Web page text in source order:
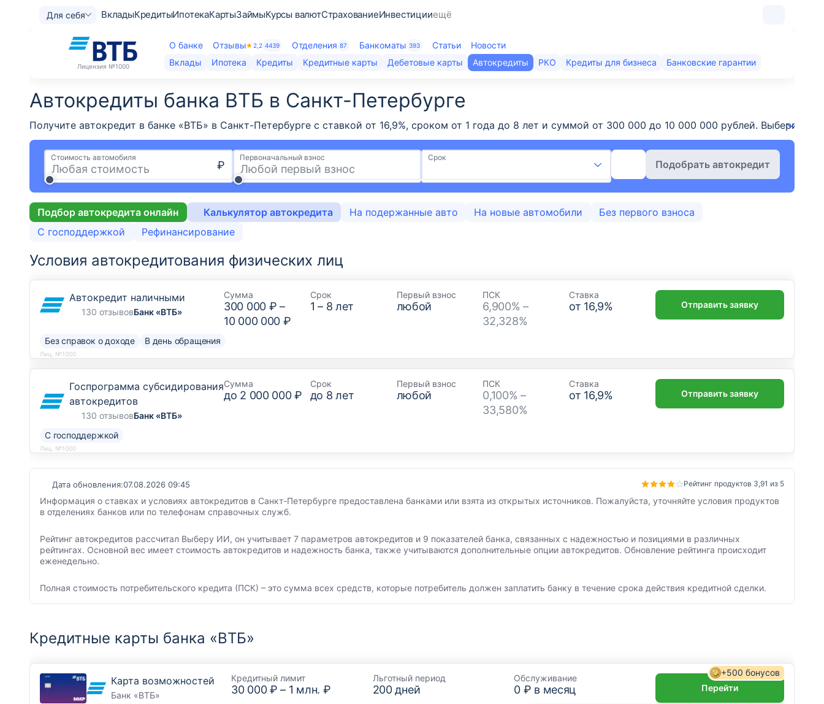
Для себя ВкладыКредитыИпотекаКартыЗаймыКурсы валютСтрахованиеИнвестицииещё
Лицензия №1000
О банке Отзывы 2,2 4439 Отделения 87 Банкоматы 393 Статьи
Новости
Вклады
Ипотека Кредиты Кредитные карты Дебетовые карты Автокредиты РКО Кредиты для бизнеса Банковские гарантии
Автокредиты банка ВТБ в Санкт-Петербурге
Получите автокредит в банке «ВТБ» в Санкт-Петербурге с ставкой от 16,9%, сроком от 1 года до 8 лет и суммой от 300 000 до 10 000 000 рублей.
Стоимость автомобиля
₽
Первоначальный взнос Срок
Подобрать автокредит
Подбор автокредита онлайн Калькулятор автокредита На подержанные авто На новые автомобили
Без первого взноса
С господдержкой
Рефинансирование
Условия автокредитования физических лиц
Автокредит наличными
130 отзывовБанк «ВТБ»
Сумма
300 000 ₽ –
10 000 000 ₽
Срок
1 – 8 лет
Первый взнос
любой
ПСК
6,900% –
32,328%
Ставка
от 16,9%
Без справок о доходе В день обращения
Отправить заявку
Лиц. №1000
Госпрограмма субсидирования
автокредитов
130 отзывовБанк «ВТБ»
Сумма
до 2 000 000 ₽
Срок
до 8 лет
Первый взнос
любой
ПСК
0,100% –
33,580%
Ставка
от 16,9%
С господдержкой
Отправить заявку
Лиц. №1000
Дата обновления:07.08.2026 09:45 Рейтинг продуктов 3,91 из 5
Информация о ставках и условиях автокредитов в Санкт-Петербурге предоставлена банками или взята из открытых источников. Пожалуйста, уточняйте условия продуктов
в отделениях банков или по телефонам справочных служб.
Рейтинг автокредитов рассчитал Выберу ИИ, он учитывает 7 параметров автокредитов и 9 показателей банка, связанных с надежностью и позициями в различных
рейтингах. Основной вес имеет стоимость автокредитов и надежность банка, также учитываются дополнительные опции автокредитов. Обновление рейтинга происходит
еженедельно.
Полная стоимость потребительского кредита (ПСК) – это сумма всех средств, которые потребитель должен заплатить банку в течение срока действия кредитной сделки.
Кредитные карты банка «ВТБ»
Карта возможностей
Банк «ВТБ»
Кредитный лимит
30 000 ₽ – 1 млн. ₽
Льготный период
200дней
Обслуживание
0 ₽ в месяц
+500 бонусов
Перейти